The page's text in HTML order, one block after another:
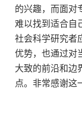
的兴趣，而面对
难以找到适合自
社会科学研究者
优势，也通过对
大致的前沿和边
点。非常感谢这